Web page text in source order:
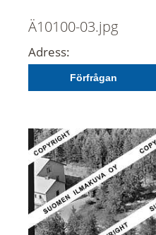
Ä10100-03.jpg
Adress:
Förfrågan